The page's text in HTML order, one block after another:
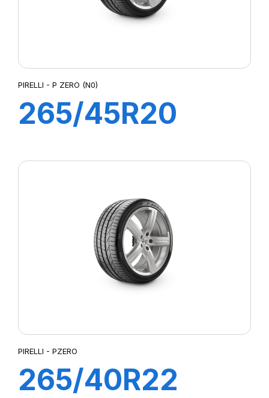
PIRELLI - P ZERO (N0)
265/45R20
PIRELLI - PZERO
265/40R22